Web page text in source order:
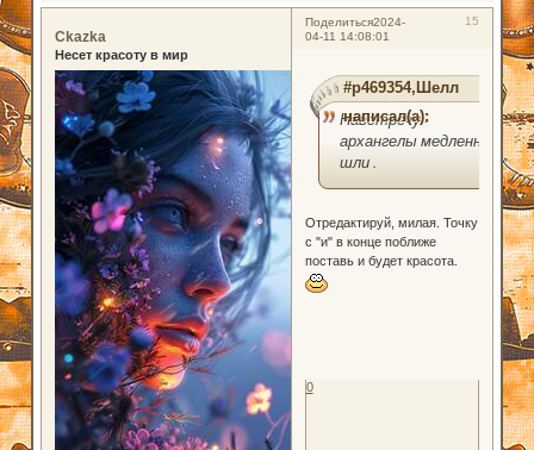
Поделиться 15
2024-
04-11 14:08:01
Ckazka
Несет красоту в мир
#p469354,Шелл
написал(а):
Навстречу -
архангелы медленно
шли .
Отредактируй, милая. Точку
с "и" в конце поближе
поставь и будет красота.
0